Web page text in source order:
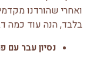
ואחרי שהורדנו
בלבד, הנה עוד כמה
נסיון עבר עם